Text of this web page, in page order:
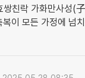
쌍친락 가화만사성(
이 모든 가정에 넘